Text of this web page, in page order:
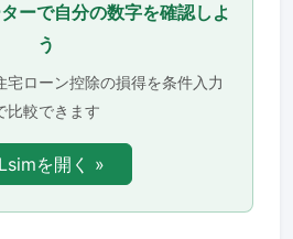
ーで自分の数字を確認しよ
う
宅ローン控除の損得を条件入力
比較できます
を開く »